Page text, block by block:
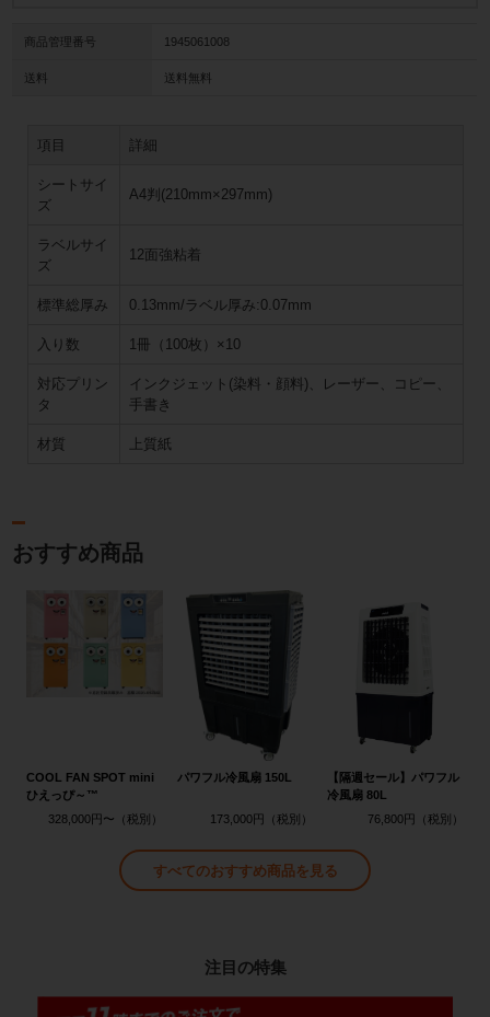
商品管理番号 1945061008
送料 送料無料
項目 詳細
シートサイ
ズ
A4判(210mm×297mm)
ラベルサイ
ズ
12面強粘着
標準総厚み 0.13mm/ラベル厚み:0.07mm
入り数 1冊（100枚）×10
対応プリン
タ
インクジェット(染料・顔料)、レーザー、コピー、
手書き
材質 上質紙
おすすめ商品
COOL FAN SPOT mini
ひえっぴ～™
328,000円〜
パワフル冷風扇 150L
173,000円
【隔週セール】パワフル
冷風扇 80L
76,800円
すべてのおすすめ商品を見る
注目の特集